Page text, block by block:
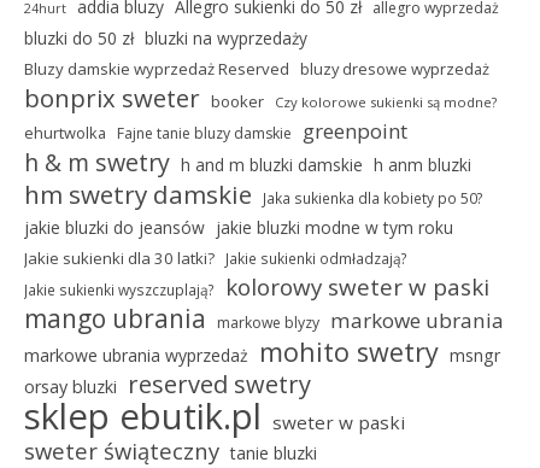
24hurt addia bluzy Allegro sukienki do 50 zł allegro wyprzedaż
bluzki do 50 zł bluzki na wyprzedaży
Bluzy damskie wyprzedaż Reserved bluzy dresowe wyprzedaż
bonprix sweter booker Czy kolorowe sukienki są modne?
ehurtwolka Fajne tanie bluzy damskie greenpoint
h & m swetry h and m bluzki damskie h anm bluzki
hm swetry damskie Jaka sukienka dla kobiety po 50?
jakie bluzki do jeansów jakie bluzki modne w tym roku
Jakie sukienki dla 30 latki?
Jakie sukienki odmładzają?
Jakie sukienki wyszczuplają?
kolorowy sweter w paski
mango ubrania markowe blyzy markowe ubrania
markowe ubrania wyprzedaż mohito swetry msngr
orsay bluzki
reserved swetry
sklep ebutik.pl sweter w paski
sweter świąteczny tanie bluzki